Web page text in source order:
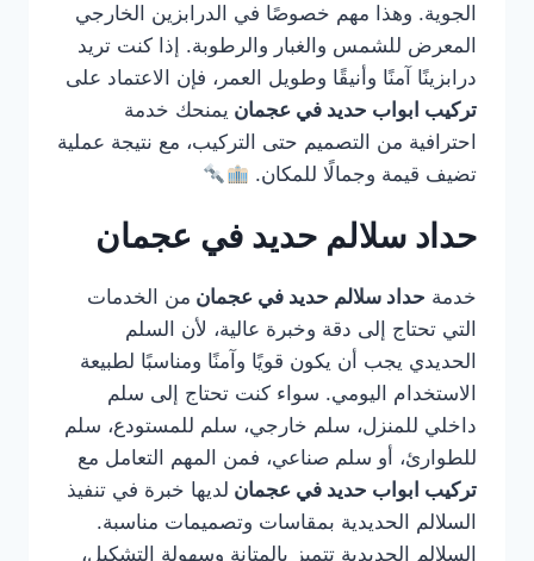
الجوية. وهذا مهم خصوصًا في الدرابزين الخارجي
المعرض للشمس والغبار والرطوبة. إذا كنت تريد
درابزينًا آمنًا وأنيقًا وطويل العمر، فإن الاعتماد على
تركيب ابواب حديد في عجمان يمنحك خدمة
احترافية من التصميم حتى التركيب، مع نتيجة عملية
تضيف قيمة وجمالًا للمكان.
حداد سلالم حديد في عجمان
خدمة حداد سلالم حديد في عجمان من الخدمات
التي تحتاج إلى دقة وخبرة عالية، لأن السلم
الحديدي يجب أن يكون قويًا وآمنًا ومناسبًا لطبيعة
الاستخدام اليومي. سواء كنت تحتاج إلى سلم
داخلي للمنزل، سلم خارجي، سلم للمستودع، سلم
للطوارئ، أو سلم صناعي، فمن المهم التعامل مع
تركيب ابواب حديد في عجمان لديها خبرة في تنفيذ
السلالم الحديدية بمقاسات وتصميمات مناسبة.
السلالم الحديدية تتميز بالمتانة وسهولة التشكيل،